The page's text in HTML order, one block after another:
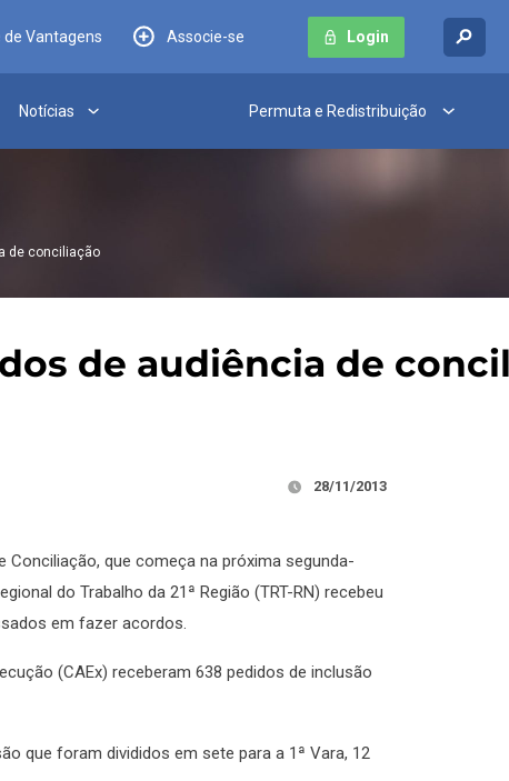
de Vantagens Associe-se Login
Notícias Permuta e Redistribuição
de conciliação
de audiência de
28/11/2013
Conciliação, que começa na próxima segunda-
do Trabalho da 21ª Região (TRT-RN) recebeu
em fazer acordos.
(CAEx) receberam 638 pedidos de inclusão
que foram divididos em sete para a 1ª Vara, 12